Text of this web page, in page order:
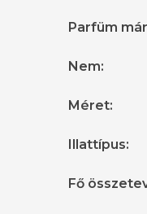
Parfüm
Nem:
Méret:
Illattípus:
Fő